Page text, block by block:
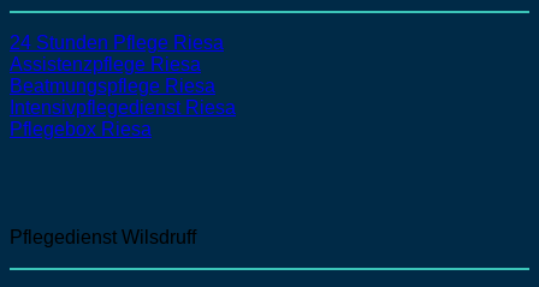
24 Stunden Pflege Riesa
Assistenzpflege Riesa
Beatmungspflege Riesa
Intensivpflegedienst Riesa
Pflegebox Riesa
Pflegedienst Wilsdruff